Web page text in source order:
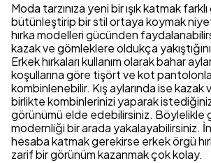
Moda tarzınıza yeni bir ışık katmak
bütünleştirip bir stil ortaya koymak
hırka modelleri gücünden
kazak ve gömleklere oldukça
Erkek hırkaları kullanım olarak bahar
koşullarına göre tişört ve kot
kombinlenebilir. Kış aylarında ise kazak
birlikte kombinlerinizi yaparak
görünümü elde edebilirsiniz. Böylelikle
modernliği bir arada yakalayabilirsiniz.
hesaba katmak gerekirse erkek örgü
zarif bir görünüm kazanmak çok kolay.